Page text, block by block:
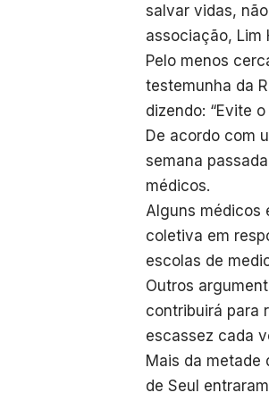
salvar vidas,
associação, Lim
Pelo menos
testemunha da
dizendo: “Evite
De acordo com
semana
médicos.
Alguns médicos
coletiva em
escolas de
Outros
contribuirá para
escassez cada
Mais da metade
de Seul